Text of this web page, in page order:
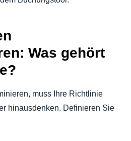
Was gehört
muss Ihre Richtlinie
hinausdenken. Definieren Sie